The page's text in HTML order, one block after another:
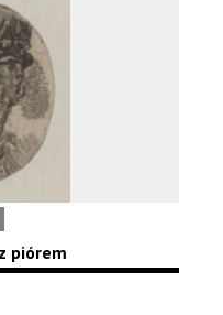
piórem